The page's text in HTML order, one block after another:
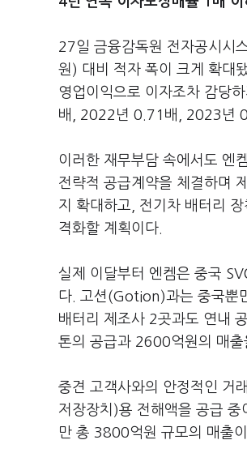
27일 금융감독원 전자공시시
원) 대비 적자 폭이 크게 확대
영업이익으로 이자조차 감당
배, 2022년 0.71배, 2023년
이러한 재무부담 속에서도 엔
전략적 공급계약을 체결하며
지 확대하고, 전기차 배터리
격화할 계획이다.
실제 이달부터 엔켐은 중국
다. 고션(Gotion)과는 중국뿐
배터리 제조사 2곳과도 연내
톤의 공급과 2600억원의 매출
중견 고객사와의 안정적인 거
저장장치)용 전해액을 공급
만 총 3800억원 규모의 매출